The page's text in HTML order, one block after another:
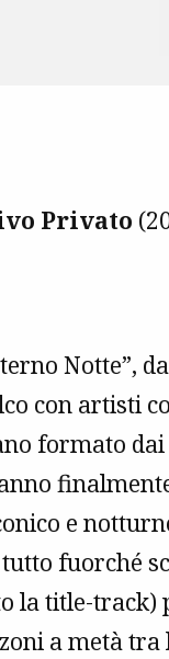
Privato
Notte”,
con artisti
formato
e
fuorché
la title-
a metà